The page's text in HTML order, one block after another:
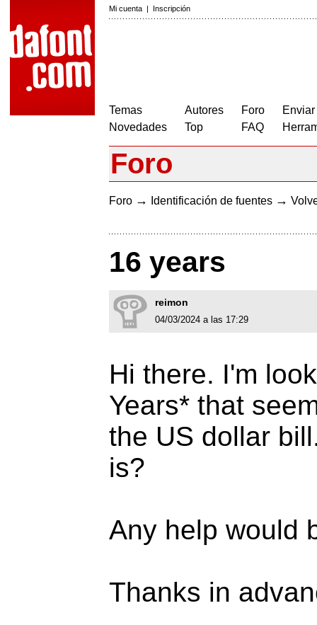
Mi cuenta | Inscripción
Temas
Novedades
Autores
Top
Foro
FAQ
Foro
Foro → Identificación de fuentes →
16 years
reimon
04/03/2024 a las 17:29
Hi there. I'm
Years* that
the US dollar
is?
Any help would
Thanks in